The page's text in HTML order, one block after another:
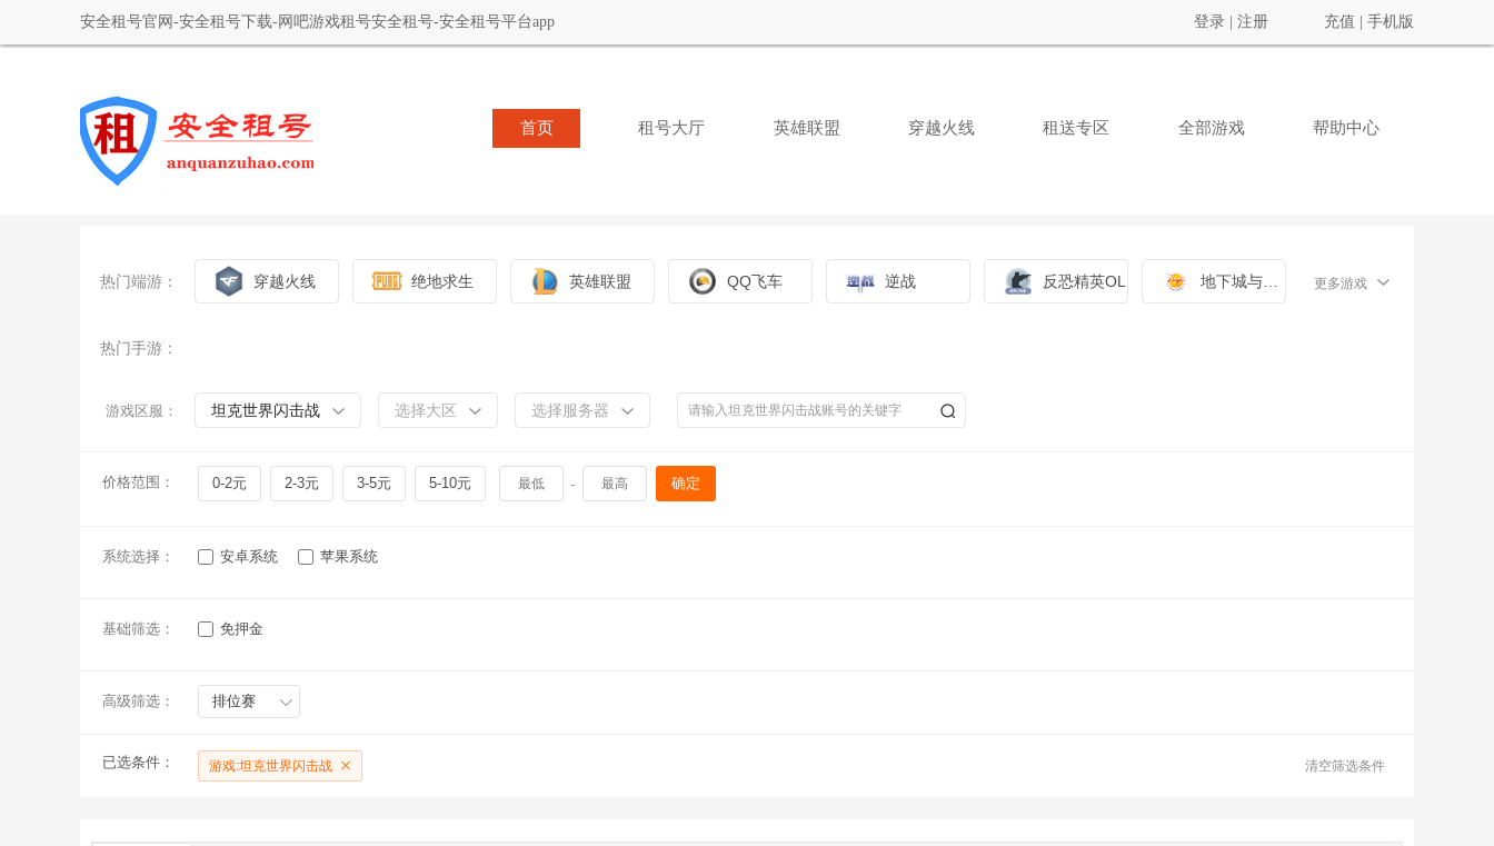
安全租号官网-安全租号下载-网吧游戏租号安全租号-安全租号平台app 登录 注册 充值 手机版
首页 租号大厅 英雄联盟 穿越火线 租送专区 全部游戏 帮助中心
热门端游： 穿越火线 绝地求生 英雄联盟 QQ飞车 逆战 反恐精英OL 更多游戏
热门手游：
游戏区服： 坦克世界闪击战 选择大区 选择服务器
价格范围： 0-2元 2-3元 3-5元 5-10元 - 确定
系统选择： 安卓系统 苹果系统
基础筛选： 免押金
高级筛选： 排位赛
已选条件： 游戏:坦克世界闪击战 清空筛选条件